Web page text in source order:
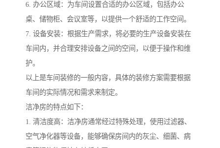
6. 办公区域：为车间设置合适的办公区域，包括办公
桌、储物柜、会议室等，以提供一个舒适的工作空间。
7. 设备安装：根据生产需求，将必要的生产设备安装在
车间内，并合理安排设备之间的空间，以便于操作和维
护。
以上是车间装修的一般内容，具体的装修方案需要根据
车间的实际情况和需求来制定。
洁净房的特点如下：
1. 清洁度高：洁净房通常经过特殊处理，使用过滤器、
空气净化器等设备，能够确保房间内的灰尘、细菌、病